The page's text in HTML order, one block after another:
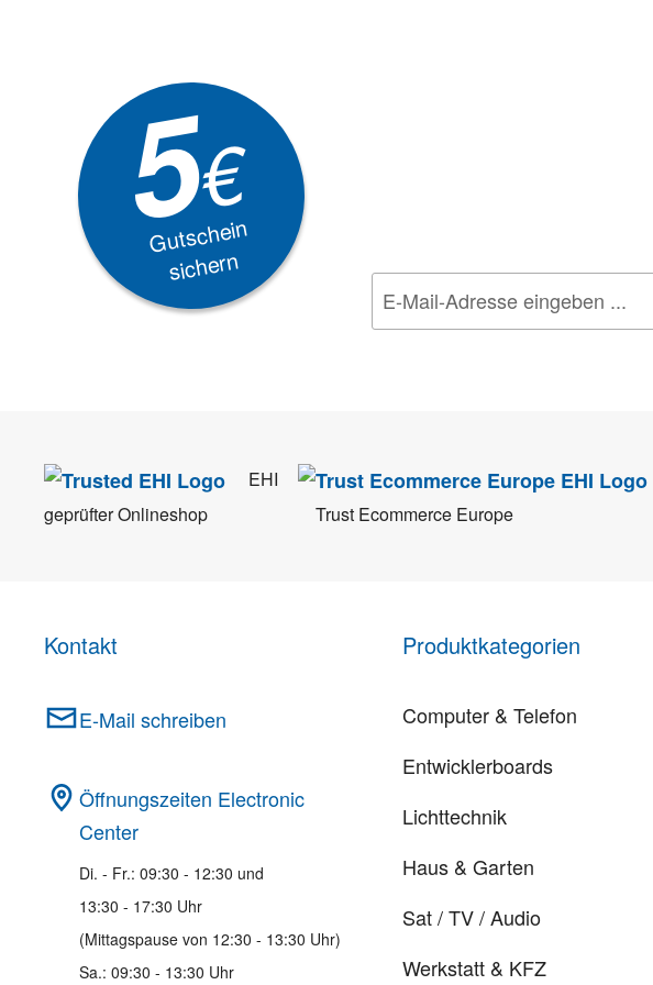
5€
Gutschein
sichern
EHI
geprüfter Onlineshop
Trust Ecommerce Europe
Kontakt
E-Mail schreiben
Öffnungszeiten Electronic
Center
Di. - Fr.: 09:30 - 12:30 und
13:30 - 17:30 Uhr
(Mittagspause von 12:30 - 13:30 Uhr)
Sa.: 09:30 - 13:30 Uhr
Produktkategorien
Computer & Telefon
Entwicklerboards
Lichttechnik
Haus & Garten
Sat / TV / Audio
Werkstatt & KFZ